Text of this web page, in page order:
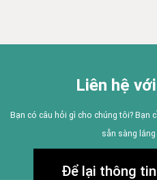
Liên hệ
Bạn có câu hỏi gì cho chúng tôi? Bạn
sẵn sàng
Để lại thông